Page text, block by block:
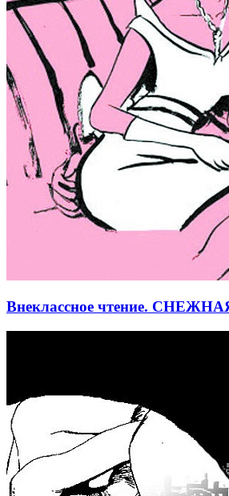
Внеклассное чтение.